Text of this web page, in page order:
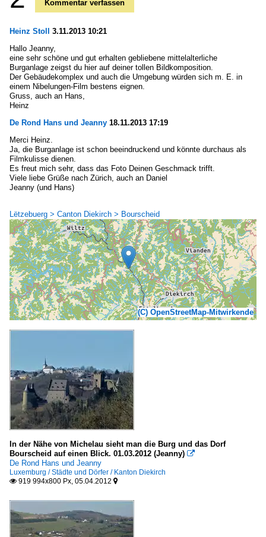
Kommentar verfassen
Heinz Stoll 3.11.2013 10:21
Hallo Jeanny,
eine sehr schöne und gut erhalten gebliebene mittelalterliche
Burganlage zeigst du hier auf deiner tollen Bildkomposition.
Der Gebäudekomplex und auch die Umgebung würden sich m. E. in
einem Nibelungen-Film bestens eignen.
Gruss, auch an Hans,
Heinz
De Rond Hans und Jeanny 18.11.2013 17:19
Merci Heinz.
Ja, die Burganlage ist schon beeindruckend und könnte durchaus als
Filmkulisse dienen.
Es freut mich sehr, dass das Foto Deinen Geschmack trifft.
Viele liebe Grüße nach Zürich, auch an Daniel
Jeanny (und Hans)
Lëtzebuerg > Canton Diekirch > Bourscheid
(C) OpenStreetMap-Mitwirkende
In der Nähe von Michelau sieht man die Burg und das Dorf
Bourscheid auf einen Blick. 01.03.2012 (Jeanny) 
De Rond Hans und Jeanny
Luxemburg / Städte und Dörfer / Kanton Diekirch
 919 994x800 Px, 05.04.2012 